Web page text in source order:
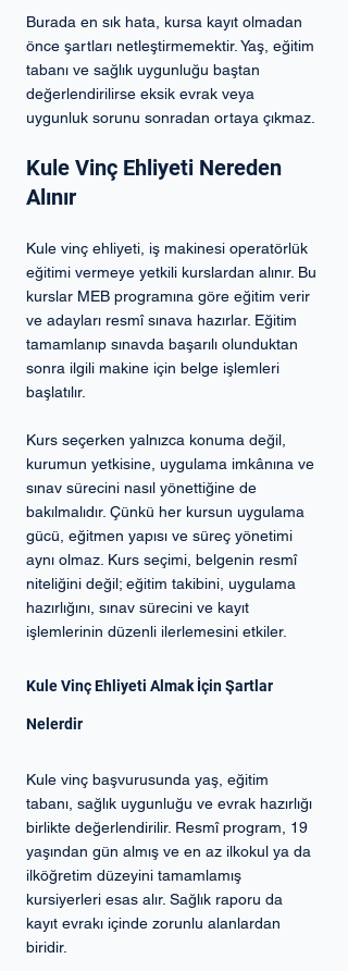
Burada en sık hata, kursa kayıt olmadan
önce şartları netleştirmemektir. Yaş, eğitim
tabanı ve sağlık uygunluğu baştan
değerlendirilirse eksik evrak veya
uygunluk sorunu sonradan ortaya çıkmaz.
Kule Vinç Ehliyeti Nereden
Alınır
Kule vinç ehliyeti, iş makinesi operatörlük
eğitimi vermeye yetkili kurslardan alınır. Bu
kurslar MEB programına göre eğitim verir
ve adayları resmî sınava hazırlar. Eğitim
tamamlanıp sınavda başarılı olunduktan
sonra ilgili makine için belge işlemleri
başlatılır.
Kurs seçerken yalnızca konuma değil,
kurumun yetkisine, uygulama imkânına ve
sınav sürecini nasıl yönettiğine de
bakılmalıdır. Çünkü her kursun uygulama
gücü, eğitmen yapısı ve süreç yönetimi
aynı olmaz. Kurs seçimi, belgenin resmî
niteliğini değil; eğitim takibini, uygulama
hazırlığını, sınav sürecini ve kayıt
işlemlerinin düzenli ilerlemesini etkiler.
Kule Vinç Ehliyeti Almak İçin Şartlar
Nelerdir
Kule vinç başvurusunda yaş, eğitim
tabanı, sağlık uygunluğu ve evrak hazırlığı
birlikte değerlendirilir. Resmî program, 19
yaşından gün almış ve en az ilkokul ya da
ilköğretim düzeyini tamamlamış
kursiyerleri esas alır. Sağlık raporu da
kayıt evrakı içinde zorunlu alanlardan
biridir.